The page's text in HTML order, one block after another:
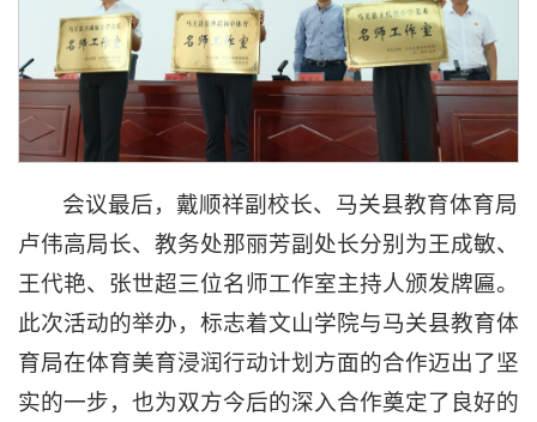
会议最后，戴顺祥副校长、马关县教育体育局
卢伟高局长、教务处那丽芳副处长分别为王成敏、
王代艳、张世超三位名师工作室主持人颁发牌匾。
此次活动的举办，标志着文山学院与马关县教育体
育局在体育美育浸润行动计划方面的合作迈出了坚
实的一步，也为双方今后的深入合作奠定了良好的